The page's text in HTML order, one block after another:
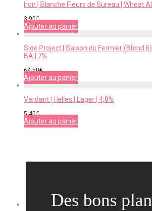
Iron | Blanche Fleurs de Sureau | Wheat
3,90€
Ajouter au panier
Side Project | Saison du Fermier (Blend
BA | 7%
64,50€
Ajouter au panier
Verdant | Helles | Lager | 4,8%
5,40€
Ajouter au panier
Des bons